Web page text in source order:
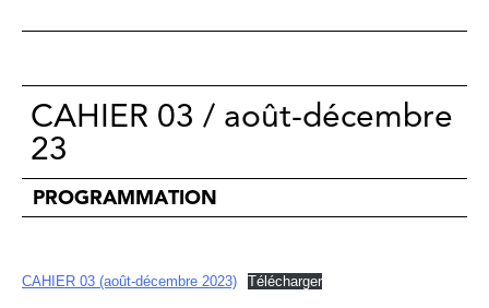
CAHIER 03 / août-décembre
23
PROGRAMMATION
CAHIER 03 (août-décembre 2023) Télécharger